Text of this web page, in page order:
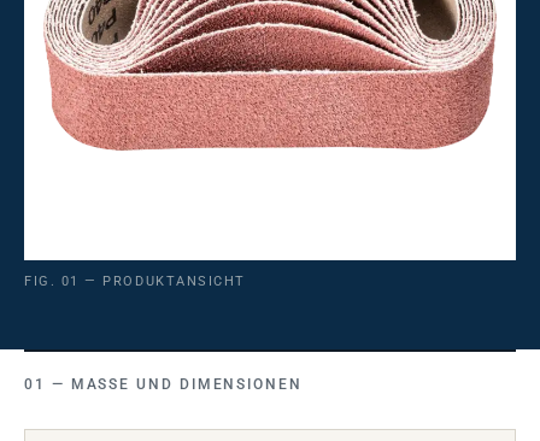
FIG. 01 — PRODUKTANSICHT
MASSE UND DIMENSIONEN